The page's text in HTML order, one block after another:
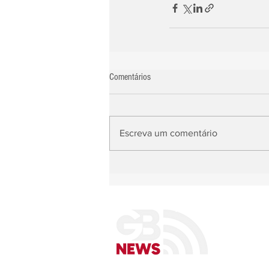
Comentários
Escreva um comentário